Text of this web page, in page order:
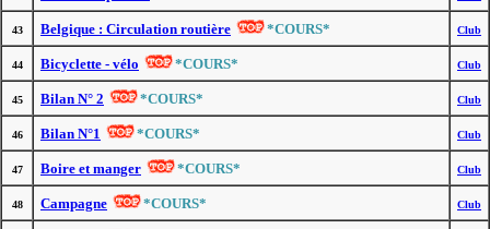
43 Belgique : Circulation routière *COURS* Club
44 Bicyclette - vélo *COURS* Club
45 Bilan N° 2 *COURS* Club
46 Bilan N°1 *COURS* Club
47 Boire et manger *COURS* Club
48 Campagne *COURS* Club